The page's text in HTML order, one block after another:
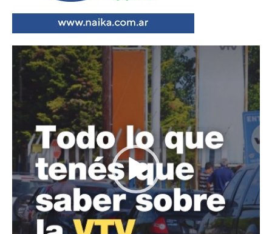
Reproductor
de
vídeo